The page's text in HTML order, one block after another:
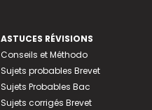
ASTUCES RÉVISIONS
Conseils et Méthodo
Sujets probables Brevet
Sujets Probables Bac
Sujets corrigés Brevet